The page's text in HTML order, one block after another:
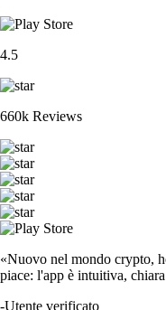
4.5
660k Reviews
«Nuovo nel mondo crypto,
piace: l'app è intuitiva,
-Utente verificato